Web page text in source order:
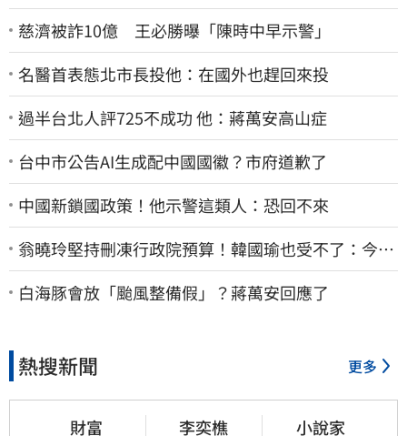
慈濟被詐10億 王必勝曝「陳時中早示警」
名醫首表態北市長投他：在國外也趕回來投
過半台北人評725不成功 他：蔣萬安高山症
台中市公告AI生成配中國國徽？市府道歉了
中國新鎖國政策！他示警這類人：恐回不來
翁曉玲堅持刪凍行政院預算！韓國瑜也受不了：今年
剩4個月你思考一下
白海豚會放「颱風整備假」？蔣萬安回應了
熱搜新聞 更多
財富 李奕樵 小說家